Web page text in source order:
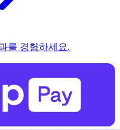
를 경험하세요.